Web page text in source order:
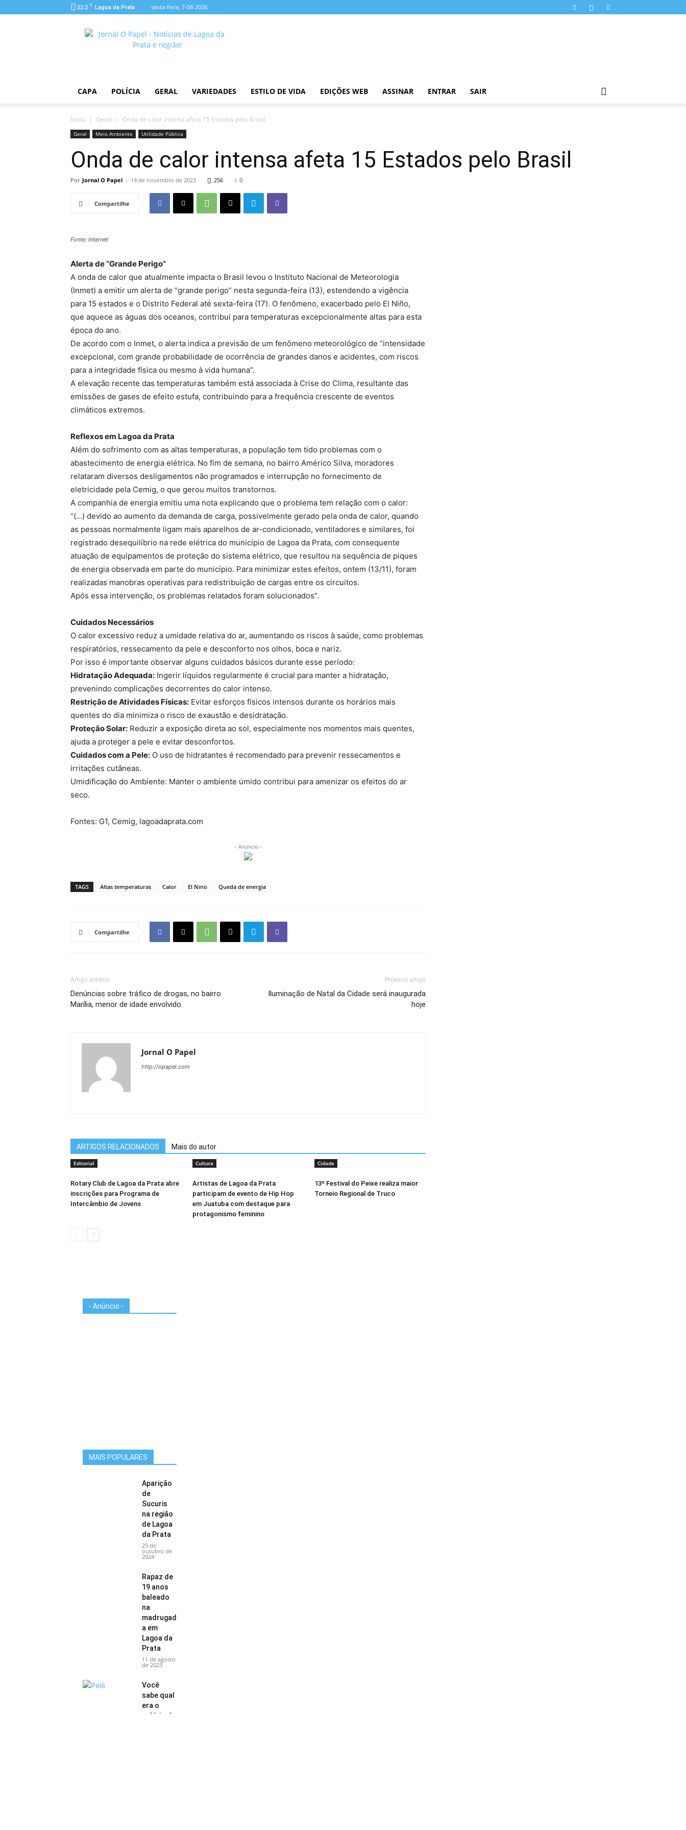
22.2 C Lagoa da Prata sexta-feira, 7-08-2026.
O
Papel
CAPA POLÍCIA GERAL VARIEDADES ESTILO DE VIDA EDIÇÕES WEB ASSINAR ENTRAR SAIR
Início Geral Onda de calor intensa afeta 15 Estados pelo Brasil
Geral Meio Ambiente Utilidade Pública
Onda de calor intensa afeta 15 Estados pelo Brasil
Por Jornal O Papel - 14 de novembro de 2023 256 0
Compartilhe
Fonte: Internet
Alerta de “Grande Perigo”
A onda de calor que atualmente impacta o Brasil levou o Instituto Nacional de Meteorologia
(Inmet) a emitir um alerta de “grande perigo” nesta segunda-feira (13), estendendo a vigência
para 15 estados e o Distrito Federal até sexta-feira (17). O fenômeno, exacerbado pelo El Niño,
que aquece as águas dos oceanos, contribui para temperaturas excepcionalmente altas para esta
época do ano.
De acordo com o Inmet, o alerta indica a previsão de um fenômeno meteorológico de “intensidade
excepcional, com grande probabilidade de ocorrência de grandes danos e acidentes, com riscos
para a integridade física ou mesmo à vida humana”.
A elevação recente das temperaturas também está associada à Crise do Clima, resultante das
emissões de gases de efeito estufa, contribuindo para a frequência crescente de eventos
climáticos extremos.
Reflexos em Lagoa da Prata
Além do sofrimento com as altas temperaturas, a população tem tido problemas com o
abastecimento de energia elétrica. No fim de semana, no bairro Américo Silva, moradores
relataram diversos desligamentos não programados e interrupção no fornecimento de
eletricidade pela Cemig, o que gerou muitos transtornos.
A companhia de energia emitiu uma nota explicando que o problema tem relação com o calor:
“(…) devido ao aumento da demanda de carga, possivelmente gerado pela onda de calor, quando
as pessoas normalmente ligam mais aparelhos de ar-condicionado, ventiladores e similares, foi
registrado desequilíbrio na rede elétrica do município de Lagoa da Prata, com consequente
atuação de equipamentos de proteção do sistema elétrico, que resultou na sequência de piques
de energia observada em parte do município. Para minimizar estes efeitos, ontem (13/11), foram
realizadas manobras operativas para redistribuição de cargas entre os circuitos.
Após essa intervenção, os problemas relatados foram solucionados”.
Cuidados Necessários
O calor excessivo reduz a umidade relativa do ar, aumentando os riscos à saúde, como problemas
respiratórios, ressecamento da pele e desconforto nos olhos, boca e nariz.
Por isso é importante observar alguns cuidados básicos durante esse período:
Hidratação Adequada: Ingerir líquidos regularmente é crucial para manter a hidratação,
prevenindo complicações decorrentes do calor intenso.
Restrição de Atividades Físicas: Evitar esforços físicos intensos durante os horários mais
quentes do dia minimiza o risco de exaustão e desidratação.
Proteção Solar: Reduzir a exposição direta ao sol, especialmente nos momentos mais quentes,
ajuda a proteger a pele e evitar desconfortos.
Cuidados com a Pele: O uso de hidratantes é recomendado para prevenir ressecamentos e
irritações cutâneas.
Umidificação do Ambiente: Manter o ambiente úmido contribui para amenizar os efeitos do ar
seco.
Fontes: G1, Cemig, lagoadaprata.com
- Anúncio -
TAGS Altas temperaturas Calor El Nino Queda de energia
Compartilhe
Artigo anterior
Denúncias sobre tráfico de drogas, no bairro
Marília, menor de idade envolvido.
Próximo artigo
Iluminação de Natal da Cidade será inaugurada
hoje
Jornal O Papel
http://opapel.com
ARTIGOS RELACIONADOS Mais do autor
Editorial
Rotary Club de Lagoa da Prata abre
inscrições para Programa de
Intercâmbio de Jovens
Cultura
Artistas de Lagoa da Prata
participam de evento de Hip Hop
em Juatuba com destaque para
protagonismo feminino
Cidade
13º Festival do Peixe realiza maior
Torneio Regional de Truco
- Anúncio -
MAIS POPULARES
Aparição
de
Sucuris
na região
de Lagoa
da Prata
25 de
outubro de
2024
Rapaz de
19 anos
baleado
na
madrugad
a em
Lagoa da
Prata
11 de agosto
de 2023
Você
sabe qual
era o
salário do